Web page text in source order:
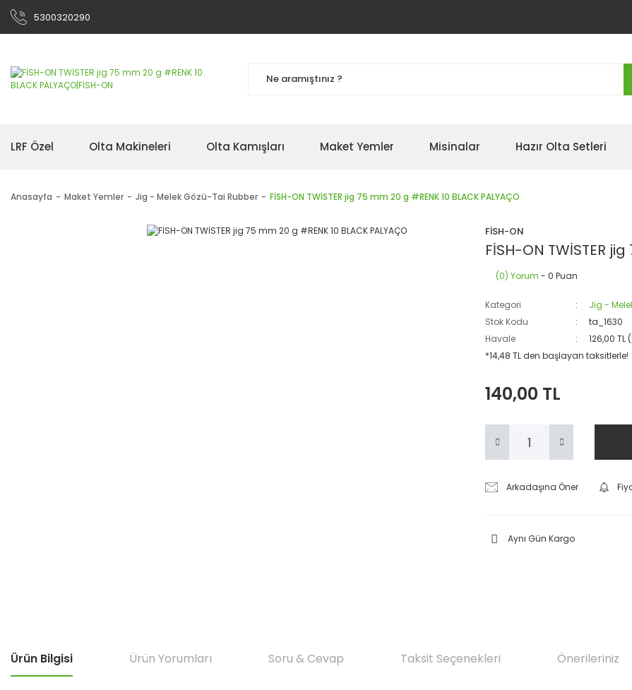
5300320290
LRF Özel Olta Makineleri Olta Kamışları Maket Yemler Misinalar Hazır Olta Setleri
Anasayfa Maket Yemler Jig - Melek Gözü-Tai Rubber FİSH-ON TWİSTER jig 75 mm 20 g #RENK 10 BLACK PALYAÇO
FİSH-ON
FİSH-ON TWİSTER
(0) Yorum - 0 Puan
Kategori
Jig -
Stok Kodu
ta_1630
Havale
126,00
*14,48 TL den başlayan taksitlerle!
140,00 TL
Arkadaşına Öner
Aynı Gün Kargo
Ürün Bilgisi Ürün Yorumları Soru & Cevap Taksit Seçenekleri Önerileriniz